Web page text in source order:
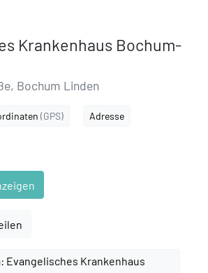
Krankenhaus Bochum-
Bochum Linden
(GPS) Adresse